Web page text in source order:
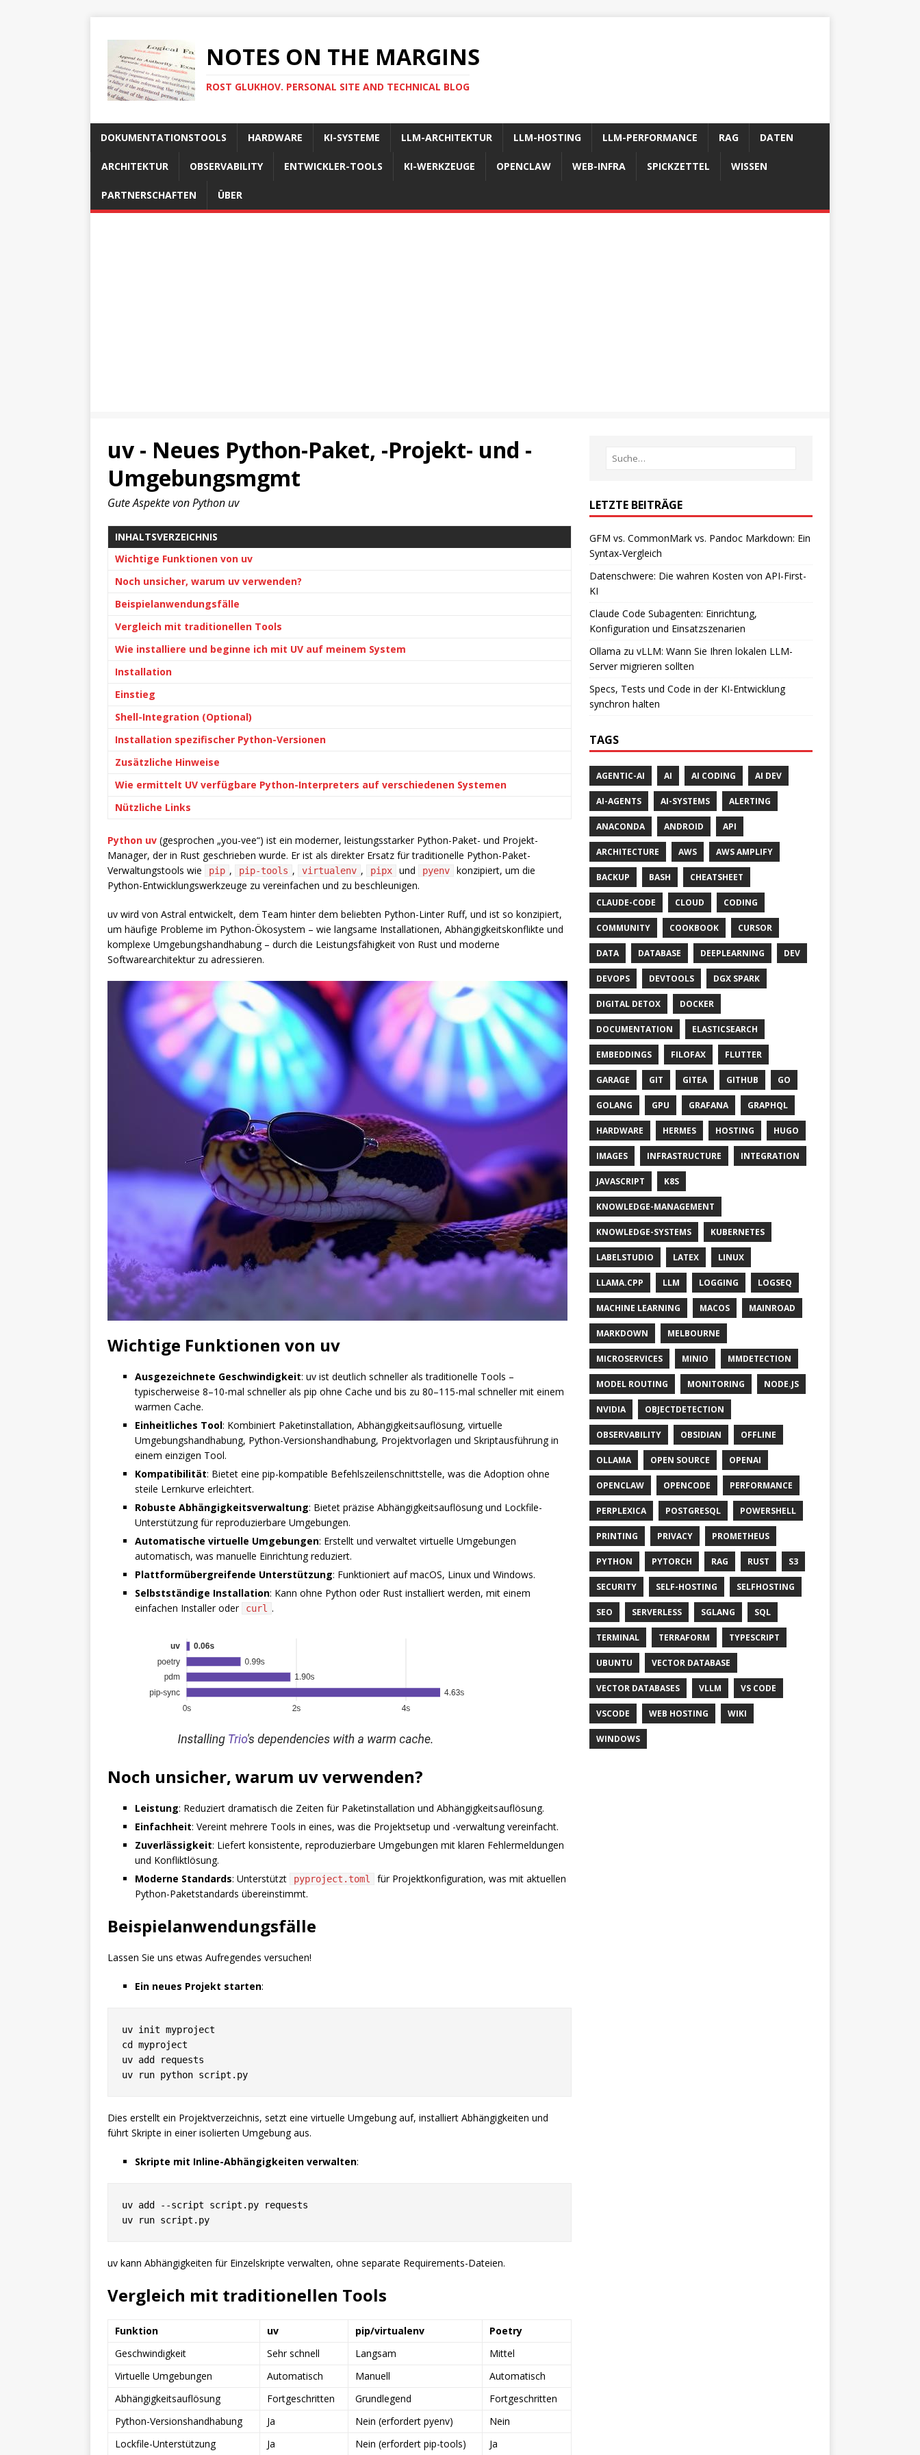
NOTES ON THE MARGINS
ROST GLUKHOV. PERSONAL SITE AND TECHNICAL BLOG
DOKUMENTATIONSTOOLS HARDWARE KI-SYSTEME LLM-ARCHITEKTUR LLM-HOSTING LLM-PERFORMANCE RAG DATEN
ARCHITEKTUR OBSERVABILITY ENTWICKLER-TOOLS KI-WERKZEUGE OPENCLAW WEB-INFRA SPICKZETTEL WISSEN
PARTNERSCHAFTEN ÜBER
uv - Neues Python-Paket, -Projekt- und -
Umgebungsmgmt
Gute Aspekte von Python uv
INHALTSVERZEICHNIS
Wichtige Funktionen von uv
Noch unsicher, warum uv verwenden?
Beispielanwendungsfälle
Vergleich mit traditionellen Tools
Wie installiere und beginne ich mit UV auf meinem System
Installation
Einstieg
Shell-Integration (Optional)
Installation spezifischer Python-Versionen
Zusätzliche Hinweise
Wie ermittelt UV verfügbare Python-Interpreters auf verschiedenen Systemen
Nützliche Links
Python uv (gesprochen „you-vee“) ist ein moderner, leistungsstarker Python-Paket- und Projekt-
Manager, der in Rust geschrieben wurde. Er ist als direkter Ersatz für traditionelle Python-Paket-
Verwaltungstools wie
pip , pip-tools , virtualenv , pipx und pyenv
konzipiert, um die
Python-Entwicklungswerkzeuge zu vereinfachen und zu beschleunigen.
uv wird von Astral entwickelt, dem Team hinter dem beliebten Python-Linter Ruff, und ist so konzipiert,
um häufige Probleme im Python-Ökosystem – wie langsame Installationen, Abhängigkeitskonflikte und
komplexe Umgebungshandhabung – durch die Leistungsfähigkeit von Rust und moderne
Softwarearchitektur zu adressieren.
Wichtige Funktionen von uv
Ausgezeichnete Geschwindigkeit: uv ist deutlich schneller als traditionelle Tools –
typischerweise 8–10-mal schneller als pip ohne Cache und bis zu 80–115-mal schneller mit einem
warmen Cache.
Einheitliches Tool: Kombiniert Paketinstallation, Abhängigkeitsauflösung, virtuelle
Umgebungshandhabung, Python-Versionshandhabung, Projektvorlagen und Skriptausführung in
einem einzigen Tool.
Kompatibilität: Bietet eine pip-kompatible Befehlszeilenschnittstelle, was die Adoption ohne
steile Lernkurve erleichtert.
Robuste Abhängigkeitsverwaltung: Bietet präzise Abhängigkeitsauflösung und Lockfile-
Unterstützung für reproduzierbare Umgebungen.
Automatische virtuelle Umgebungen: Erstellt und verwaltet virtuelle Umgebungen
automatisch, was manuelle Einrichtung reduziert.
Plattformübergreifende Unterstützung: Funktioniert auf macOS, Linux und Windows.
Selbstständige Installation: Kann ohne Python oder Rust installiert werden, mit einem
einfachen Installer oder
curl .
Noch unsicher, warum uv verwenden?
Leistung: Reduziert dramatisch die Zeiten für Paketinstallation und Abhängigkeitsauflösung.
Einfachheit: Vereint mehrere Tools in eines, was die Projektsetup und -verwaltung vereinfacht.
Zuverlässigkeit: Liefert konsistente, reproduzierbare Umgebungen mit klaren Fehlermeldungen
und Konfliktlösung.
Moderne Standards: Unterstützt pyproject.toml
für Projektkonfiguration, was mit aktuellen
Python-Paketstandards übereinstimmt.
Beispielanwendungsfälle
Lassen Sie uns etwas Aufregendes versuchen!
Ein neues Projekt starten:
uv init myproject
cd myproject
uv add requests
Dies erstellt ein Projektverzeichnis, setzt eine virtuelle Umgebung auf, installiert Abhängigkeiten und
führt Skripte in einer isolierten Umgebung aus.
Skripte mit Inline-Abhängigkeiten verwalten:
uv add --script script.py requests
uv kann Abhängigkeiten für Einzelskripte verwalten, ohne separate Requirements-Dateien.
Vergleich mit traditionellen Tools
Funktion uv pip/virtualenv
Poetry
Geschwindigkeit
Sehr schnell Langsam
Mittel
Virtuelle Umgebungen
Automatisch Manuell
Automatisch
Abhängigkeitsauflösung
Fortgeschritten Grundlegend
Fortgeschritten
Python-Versionshandhabung
Ja Nein (erfordert pyenv)
Nein
Lockfile-Unterstützung
Ja Nein (erfordert pip-tools) Ja
LETZTE BEITRÄGE
GFM vs. CommonMark vs. Pandoc Markdown: Ein
Syntax-Vergleich
Datenschwere: Die wahren Kosten von API-First-
KI
Claude Code Subagenten: Einrichtung,
Konfiguration und Einsatzszenarien
Ollama zu vLLM: Wann Sie Ihren lokalen LLM-
Server migrieren sollten
Specs, Tests und Code in der KI-Entwicklung
synchron halten
TAGS
AGENTIC-AI AI AI CODING AI DEV
AI-AGENTS AI-SYSTEMS ALERTING
ANACONDA ANDROID API
ARCHITECTURE AWS AWS AMPLIFY
BACKUP BASH CHEATSHEET
CLAUDE-CODE CLOUD CODING
COMMUNITY COOKBOOK CURSOR
DATA DATABASE DEEPLEARNING DEV
DEVOPS DEVTOOLS DGX SPARK
DIGITAL DETOX DOCKER
DOCUMENTATION ELASTICSEARCH
EMBEDDINGS FILOFAX FLUTTER
GARAGE GIT GITEA GITHUB GO
GOLANG GPU GRAFANA GRAPHQL
HARDWARE HERMES HOSTING HUGO
IMAGES INFRASTRUCTURE INTEGRATION
JAVASCRIPT K8S
KNOWLEDGE-MANAGEMENT
KNOWLEDGE-SYSTEMS KUBERNETES
LABELSTUDIO LATEX LINUX
LLAMA.CPP LLM LOGGING LOGSEQ
MACHINE LEARNING MACOS MAINROAD
MARKDOWN MELBOURNE
MICROSERVICES MINIO MMDETECTION
MODEL ROUTING MONITORING NODE.JS
NVIDIA OBJECTDETECTION
OBSERVABILITY OBSIDIAN OFFLINE
OLLAMA OPEN SOURCE OPENAI
OPENCLAW OPENCODE PERFORMANCE
PERPLEXICA POSTGRESQL POWERSHELL
PRINTING PRIVACY PROMETHEUS
PYTHON PYTORCH RAG RUST S3
SECURITY SELF-HOSTING SELFHOSTING
SEO SERVERLESS SGLANG SQL
TERMINAL TERRAFORM TYPESCRIPT
UBUNTU VECTOR DATABASE
VECTOR DATABASES VLLM VS CODE
VSCODE WEB HOSTING WIKI
WINDOWS